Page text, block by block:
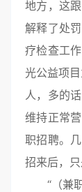
地方，这
解释了处
疗检查工
光公益项
人，多的
维持正常
职招聘。
招来后，
“（兼职